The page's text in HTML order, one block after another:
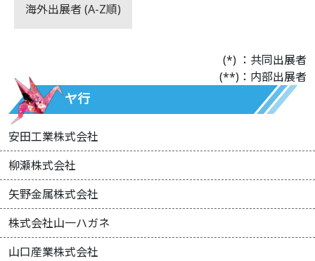
海外出展者 (A-Z順)
(*) ：共同出展者
(**)：内部出展者
ヤ行
安田工業株式会社
柳瀬株式会社
矢野金属株式会社
株式会社山一ハガネ
山口産業株式会社